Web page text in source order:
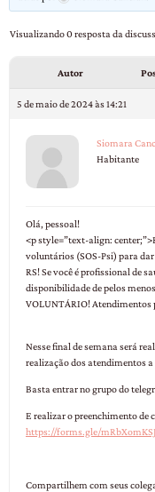
Visualizando 0 resposta da
Autor
5 de maio de 2024 às 14:21
Siomara
Habitante
Olá, pessoal!
<p style=”text-align:
voluntários (SOS-Psi) para
RS! Se você é profissional de
disponibilidade de pelos
VOLUNTÁRIO! Atendimentos
Nesse final de semana será
realização dos atendimentos
Basta entrar no grupo do
E realizar o preenchimento de
https://forms.gle/
Compartilhem com seus